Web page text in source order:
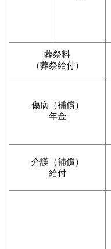
葬祭料
（葬祭給付）
傷病（補償）
年金
介護（補償）
給付